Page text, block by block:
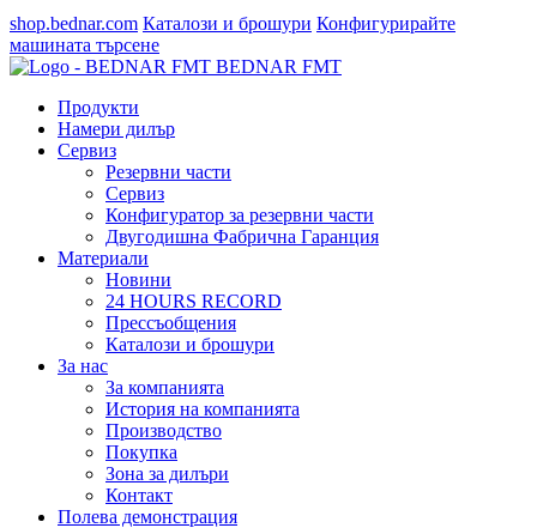
shop.bednar.com Каталози и брошури Конфигурирайте
машината търсене
BEDNAR FMT
Продукти
Намери дилър
Сервиз
Резервни части
Сервиз
Конфигуратор за резервни части
Двугодишна Фабрична Гаранция
Материали
Новини
24 HOURS RECORD
Прессъобщения
Каталози и брошури
За нас
За компанията
История на компанията
Производство
Покупка
Зона за дилъри
Контакт
Полева демонстрация